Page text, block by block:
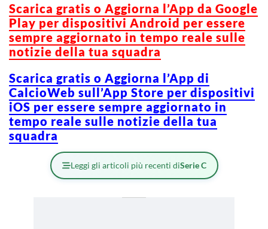
Scarica gratis o Aggiorna l’App da Google
Play per dispositivi Android per essere
sempre aggiornato in tempo reale sulle
notizie della tua squadra
Scarica gratis o Aggiorna l’App di
CalcioWeb sull’App Store per dispositivi
iOS per essere sempre aggiornato in
tempo reale sulle notizie della tua
squadra
Leggi gli articoli più recenti diSerie C